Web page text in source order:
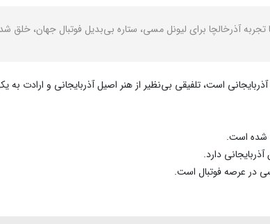
آذرخالچا برای لیونل مسی، ستاره بی‌بدیل فوتبال جهان، خلق
است، تلفیقی بی‌نظیر از هنر اصیل آذربایجانی و ارادت به
شده است.
دارد.
در عرصه فوتبال است.